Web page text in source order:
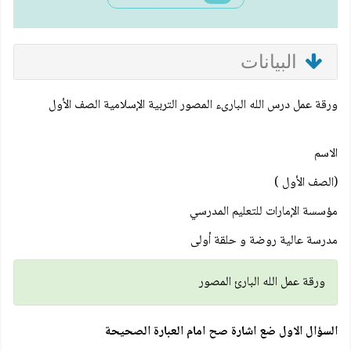
البيانات
ورقة عمل درس الله البارىء المصور التربية الإسلامية الصف الأول
الاسم
(الصف الأول )
مؤسسة الإمارات للتعليم المدرسي
مدرسة عالية روضة و حلقة أولى
ورقة عمل الله البارئ المصور
السؤال الاول ضع اشارة صح امام العبارة الصحيحة